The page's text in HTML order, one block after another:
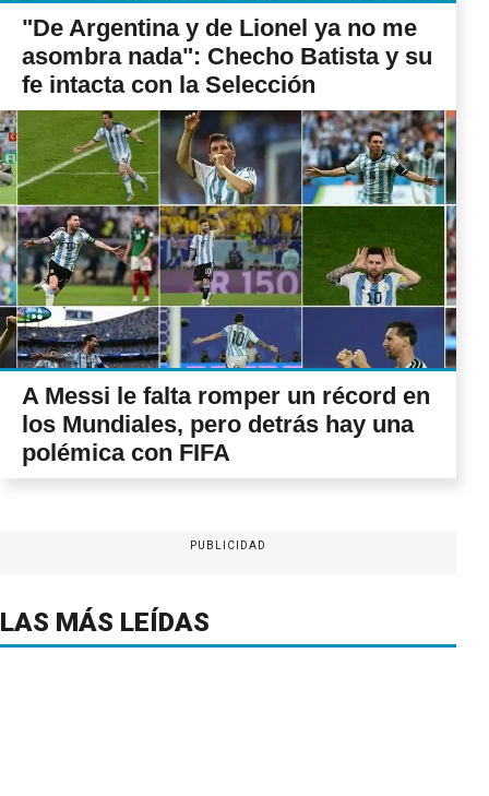
"De Argentina y de Lionel ya no me
asombra nada": Checho Batista y su
fe intacta con la Selección
A Messi le falta romper un récord en
los Mundiales, pero detrás hay una
polémica con FIFA
PUBLICIDAD
LAS MÁS LEÍDAS